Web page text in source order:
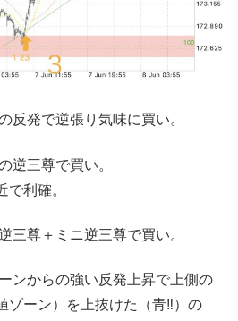
発で逆張り気味に買い。
逆三尊で買い。
で利確。
尊＋ミニ逆三尊で買い。
ンからの強い反発上昇で上側の
ゾーン）を上抜けた（青‼︎）の